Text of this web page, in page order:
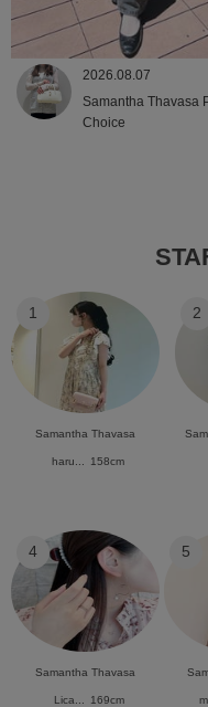
2026.08.07
Samantha Thavasa
Choice
1
Samantha Thavasa
haru... 158cm
2
4
Samantha Thavasa
Lica... 169cm
5